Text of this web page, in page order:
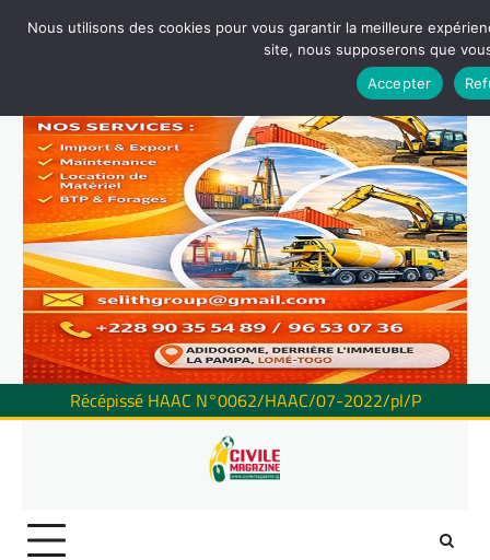
Récépissé HAAC N°0062/HAAC/07-2022/pl/P
Nous utilisons des cookies pour vous garantir la meilleure
site, nous supposerons que
Accepter